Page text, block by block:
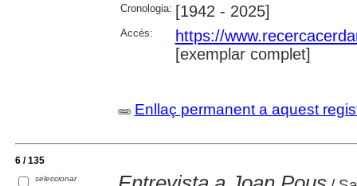
Cronologia: [1942 - 2025]
Accés:
https://
[exemplar complet]
Enllaç permanent a aquest
6 / 135
seleccionar